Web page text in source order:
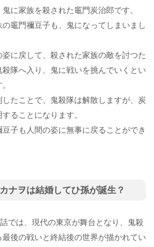
に家族を殺された竈門炭治郎です。
竈門禰豆子も、鬼になってしまいまし
に戻して、殺された家族の敵を討つた
隊へ入り、鬼に戦いを挑んでいくとい
したことで、鬼殺隊は解散しますが、炭
ることになります。
子も人間の姿に無事に戻ることができ
ナヲは結婚してひ孫が誕生？
では、現代の東京が舞台となり、鬼殺
最後の戦いと終結後の世界が描かれてい